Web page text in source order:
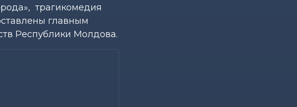
трагикомедия
главным
Республики Молдова.